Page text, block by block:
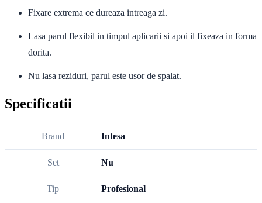
Fixare extrema ce dureaza intreaga zi.
Lasa parul flexibil in timpul aplicarii si apoi il fixeaza in forma
dorita.
Nu lasa reziduri, parul este usor de spalat.
Specificatii
Brand Intesa
Set Nu
Tip Profesional